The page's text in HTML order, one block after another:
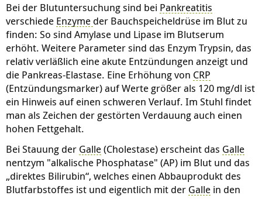
Bei der Blutuntersuchung sind bei Pankreatitis
verschiede Enzyme der Bauchspeicheldrüse im Blut zu
finden: So sind Amylase und Lipase im Blutserum
erhöht. Weitere Parameter sind das Enzym Trypsin, das
relativ verläßlich eine akute Entzündungen anzeigt und
die Pankreas-Elastase. Eine Erhöhung von CRP
(Entzündungsmarker) auf Werte größer als 120 mg/dl ist
ein Hinweis auf einen schweren Verlauf. Im Stuhl findet
man als Zeichen der gestörten Verdauung auch einen
hohen Fettgehalt.
Bei Stauung der Galle(Cholestase) erscheint das Galle
nentzym "alkalische Phosphatase" (AP) im Blut und das
„direktes Bilirubin“, welches einen Abbauprodukt des
Blutfarbstoffes ist und eigentlich mit der Galle in den